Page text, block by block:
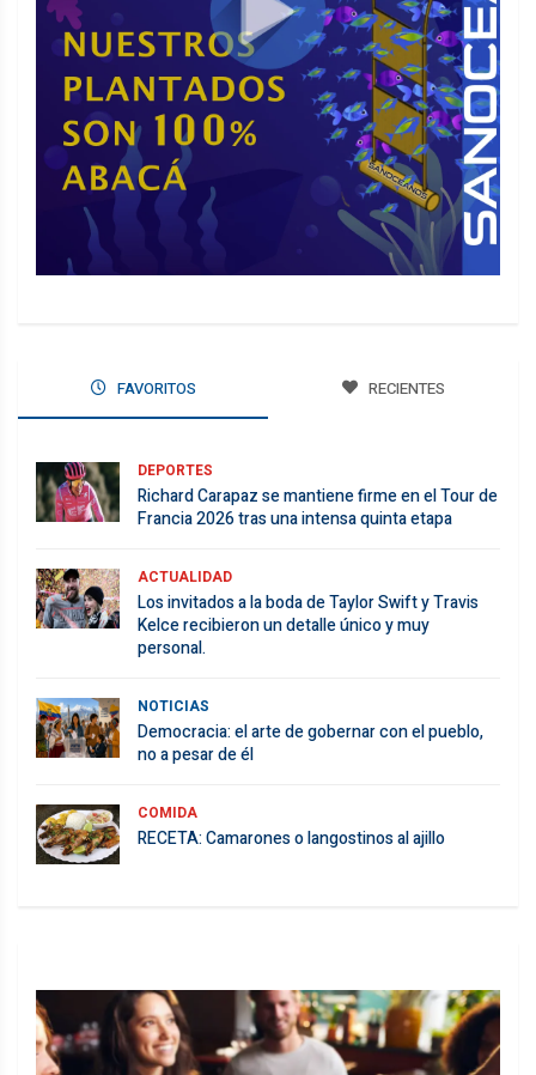
FAVORITOS RECIENTES
DEPORTES
Richard Carapaz se mantiene firme en el Tour de
Francia 2026 tras una intensa quinta etapa
ACTUALIDAD
Los invitados a la boda de Taylor Swift y Travis
Kelce recibieron un detalle único y muy
personal.
NOTICIAS
Democracia: el arte de gobernar con el pueblo,
no a pesar de él
COMIDA
RECETA: Camarones o langostinos al ajillo